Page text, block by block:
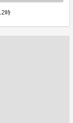
時